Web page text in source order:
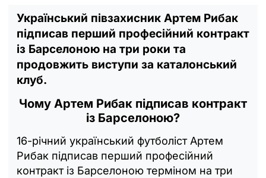
Український півзахисник Артем Рибак
підписав перший професійний контракт
із Барселоною на три роки та
продовжить виступи за каталонський
клуб.
Чому Артем Рибак підписав контракт
із Барселоною?
16-річний український футболіст Артем
Рибак підписав перший професійний
контракт із Барселоною терміном на три